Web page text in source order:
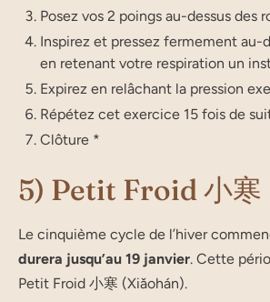
Posez vos 2 poings au-des­sus des
Ins­pi­rez et pres­sez fer­me­ment au-
en rete­nant votre res­pi­ra­tion un
Expi­rez en relâ­chant la pres­sion
Répé­tez cet exer­cice 15 fois de
Clô­tu­re *
5) Petit Froid 小寒
Le cin­quième cycle de l’hi­ver
dure­ra jus­qu’au 19 jan­vier. Cette
Petit Froid 小寒 (Xiǎohán).